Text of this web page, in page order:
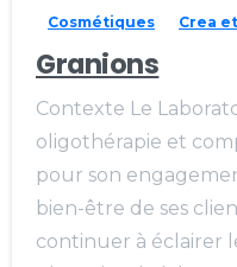
Cosmétiques Crea
Granions
Contexte Le
oligothérapie et
pour son
bien-être de ses
continuer à éclairer